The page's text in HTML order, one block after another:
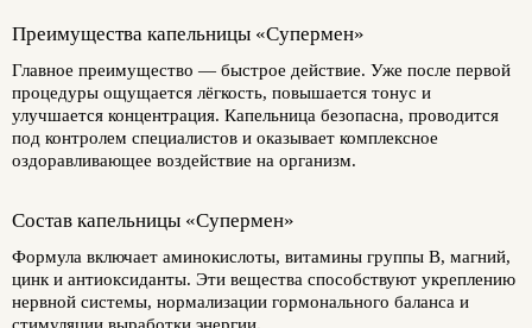
Преимущества капельницы «Супермен»
Главное преимущество — быстрое действие. Уже после первой
процедуры ощущается лёгкость, повышается тонус и
улучшается концентрация. Капельница безопасна, проводится
под контролем специалистов и оказывает комплексное
оздоравливающее воздействие на организм.
Состав капельницы «Супермен»
Формула включает аминокислоты, витамины группы B, магний,
цинк и антиоксиданты. Эти вещества способствуют укреплению
нервной системы, нормализации гормонального баланса и